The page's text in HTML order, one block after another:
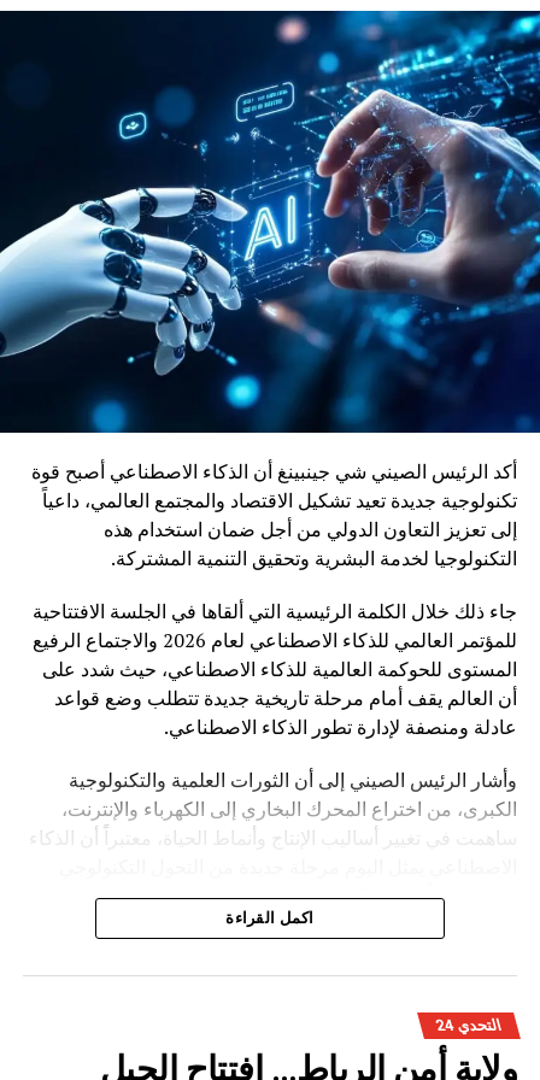
المغرب والصين، خاصة في مجال البنية التحتية والنقل الذكي.
وتعد الصين من الدول الرائدة عالمياً في صناعة القطارات
والقاطرات، حيث راكمت خبرة واسعة في تطوير حلول نقل
حديثة ومستدامة.
ويأتي إدماج قاطرات DO-70X ضمن رؤية المغرب الرامية إلى
بناء منظومة نقل سككي أكثر نجاعة واستدامة، بما يواكب
التحولات الاقتصادية ويعزز دور السكك الحديدية كرافعة للتنمية
وربط مختلف جهات المملكة
أكد الرئيس الصيني شي جينبينغ أن الذكاء الاصطناعي أصبح قوة
تكنولوجية جديدة تعيد تشكيل الاقتصاد والمجتمع العالمي، داعياً
إلى تعزيز التعاون الدولي من أجل ضمان استخدام هذه
التكنولوجيا لخدمة البشرية وتحقيق التنمية المشتركة.
جاء ذلك خلال الكلمة الرئيسية التي ألقاها في الجلسة الافتتاحية
للمؤتمر العالمي للذكاء الاصطناعي لعام 2026 والاجتماع الرفيع
المستوى للحوكمة العالمية للذكاء الاصطناعي، حيث شدد على
أن العالم يقف أمام مرحلة تاريخية جديدة تتطلب وضع قواعد
عادلة ومنصفة لإدارة تطور الذكاء الاصطناعي.
وأشار الرئيس الصيني إلى أن الثورات العلمية والتكنولوجية
الكبرى، من اختراع المحرك البخاري إلى الكهرباء والإنترنت،
ساهمت في تغيير أساليب الإنتاج وأنماط الحياة، معتبراً أن الذكاء
تحمل فرصاً كبيرة، لكنها تفرض في الوقت نفسه تحديات مرتبطة
وأوضح شي جينبينغ أن تطوير الذكاء الاصطناعي ينبغي أن يقوم
على أربعة مبادئ أساسية، تتمثل في الانفتاح والتعاون لتحقيق
التنمية المدفوعة بالابتكار، وتعزيز السلامة والرقابة لضمان
استخدام التكنولوجيا بشكل مسؤول، واحترام تنوع الحضارات
اكمل القراءة
التحدي 24
ولاية أمن الرباط… افتتاح الجيل